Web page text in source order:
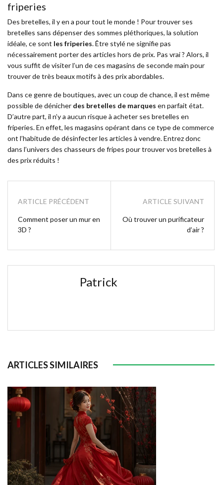
friperies
Des bretelles, il y en a pour tout le monde ! Pour trouver ses
bretelles sans dépenser des sommes pléthoriques, la solution
idéale, ce sont les friperies. Être stylé ne signifie pas
nécessairement porter des articles hors de prix. Pas vrai ? Alors, il
vous suffit de visiter l’un de ces magasins de seconde main pour
trouver de très beaux motifs à des prix abordables.
Dans ce genre de boutiques, avec un coup de chance, il est même
possible de dénicher des bretelles de marques en parfait état.
D’autre part, il n’y a aucun risque à acheter ses bretelles en
friperies. En effet, les magasins opérant dans ce type de commerce
ont l’habitude de désinfecter les articles à vendre. Entrez donc
dans l’univers des chasseurs de fripes pour trouver vos bretelles à
des prix réduits !
ARTICLE PRÉCÉDENT
Comment poser un mur en
3D ?
ARTICLE SUIVANT
Où trouver un purificateur
d’air ?
Patrick
ARTICLES SIMILAIRES